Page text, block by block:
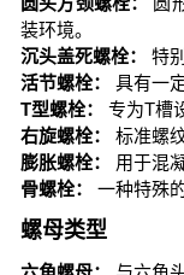
装环境。
沉头盖死螺栓：
特
活节螺栓：
具有一
T型螺栓：
专为T槽
右旋螺栓：
标准螺
膨胀螺栓：
用于混
骨螺栓：
一种特殊
螺母类型